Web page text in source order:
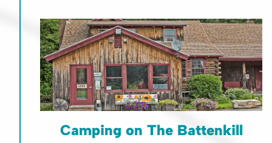
Camping on The Battenkill